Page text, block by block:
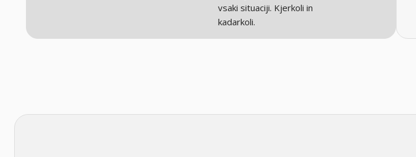
vsaki situaciji. Kjerkoli in
kadarkoli.